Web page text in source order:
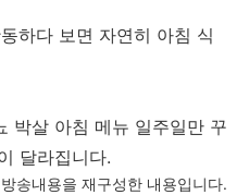
하다 보면 자연히 아침 식
박살 아침 메뉴 일주일만 꾸
달라집니다.
송내용을 재구성한 내용입니다.